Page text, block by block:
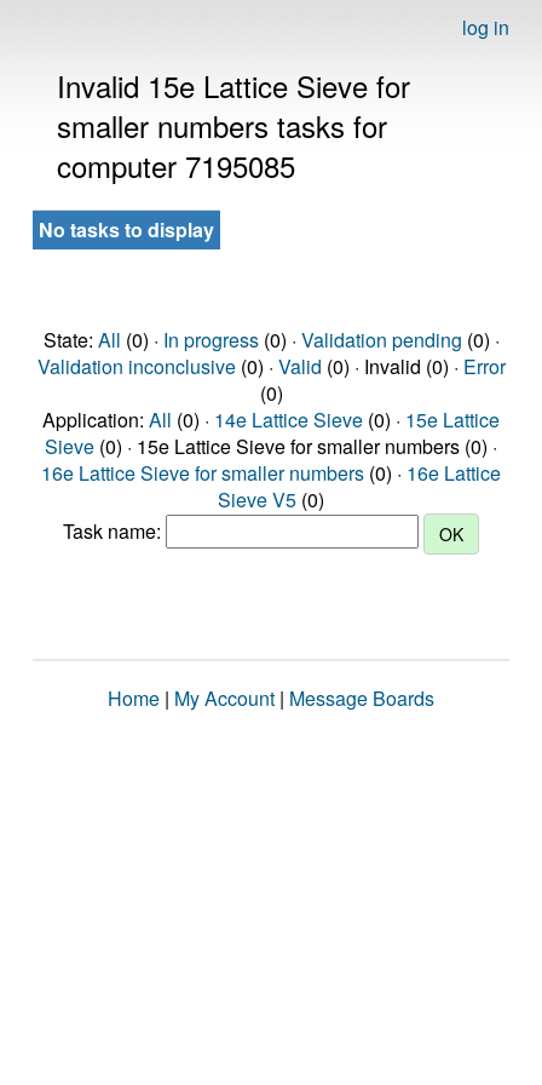
log in
Invalid 15e Lattice Sieve for
smaller numbers tasks for
computer 7195085
No tasks to display
State: All (0) · In progress(0) · Validation pending (0) ·
Validation inconclusive(0) · Valid (0) · Invalid (0) · Error
(0)
Application: All (0) · 14e Lattice Sieve (0) · 15e Lattice
Sieve (0) · 15e Lattice Sieve for smaller numbers (0) ·
16e Lattice Sieve for smaller numbers (0) · 16e Lattice
Sieve V5 (0)
Task name:
Home | My Account | Message Boards